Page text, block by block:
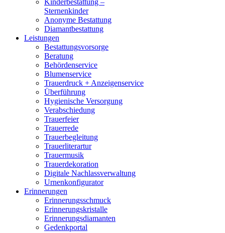
Kinderbestattung –
Sternenkinder
Anonyme Bestattung
Diamantbestattung
Leistungen
Bestattungsvorsorge
Beratung
Behördenservice
Blumenservice
Trauerdruck + Anzeigenservice
Überführung
Hygienische Versorgung
Verabschiedung
Trauerfeier
Trauerrede
Trauerbegleitung
Trauerliterartur
Trauermusik
Trauerdekoration
Digitale Nachlassverwaltung
Urnenkonfigurator
Erinnerungen
Erinnerungsschmuck
Erinnerungskristalle
Erinnerungsdiamanten
Gedenkportal